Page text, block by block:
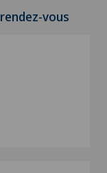
vous